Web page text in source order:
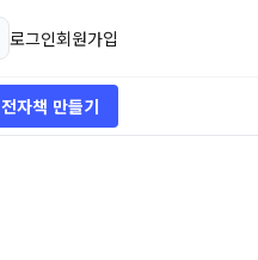
로그인회원가입
전자책 만들기